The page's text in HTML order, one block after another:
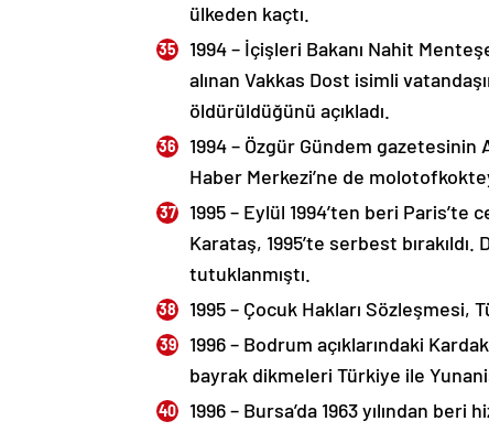
ülkeden kaçtı.
1994 – İçişleri Bakanı Nahit
alınan Vakkas Dost isimli
öldürüldüğünü açıkladı.
1994 – Özgür Gündem
Haber Merkezi’ne de
1995 – Eylül 1994’ten beri
Karataş, 1995’te serbest
tutuklanmıştı.
1995 – Çocuk Hakları
1996 – Bodrum açıklarındaki
bayrak dikmeleri Türkiye ile
1996 – Bursa’da 1963 yılından